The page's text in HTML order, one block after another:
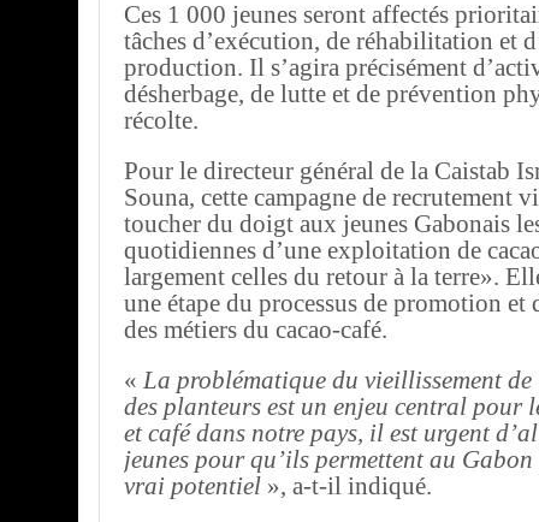
Ces 1 000 jeunes seront affectés
tâches d’exécution, de réhabilitation et
production. Il s’agira précisément
désherbage, de lutte et de prévention
récolte.
Pour le directeur général de la Caistab
Souna, cette campagne de recrutement
toucher du doigt aux jeunes Gabonais
quotidiennes d’une exploitation de
largement celles du retour à la terre».
une étape du processus de promotion et
des métiers du cacao-café.
« La problématique du vieillissement
des planteurs est un enjeu central pour
et café dans notre pays, il est urgent
jeunes pour qu’ils permettent au Gabon
vrai potentiel », a-t-il indiqué.